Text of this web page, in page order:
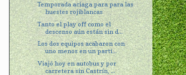
Temporada aciaga para para las
huestes rojiblancas
Tanto el play off como el
descenso aún están sin d...
Los dos equipos acabaron con
uno menos en un parti...
Viajó hoy en autobus y por
carretera sin Castrín, ...